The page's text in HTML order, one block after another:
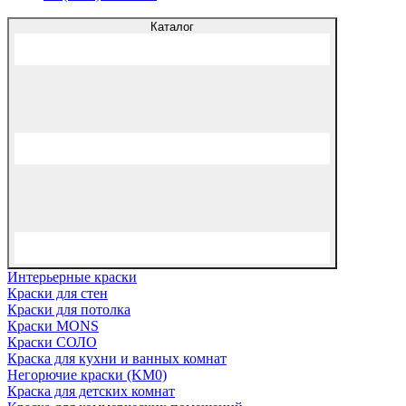
Каталог
Интерьерные краски
Краски для стен
Краски для потолка
Краски MONS
Краски СОЛО
Краска для кухни и ванных комнат
Негорючие краски (KM0)
Краска для детских комнат